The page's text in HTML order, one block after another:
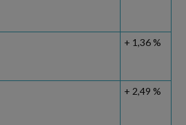
+ 1,36 %
+ 2,49 %